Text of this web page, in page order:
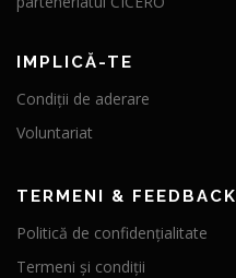
IMPLICĂ-TE
Condiții de aderare
Voluntariat
TERMENI & FEEDBACK
Politică de confidențialitate
Termeni și condiții